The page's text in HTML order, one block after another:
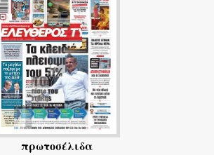
πρωτοσέλιδα